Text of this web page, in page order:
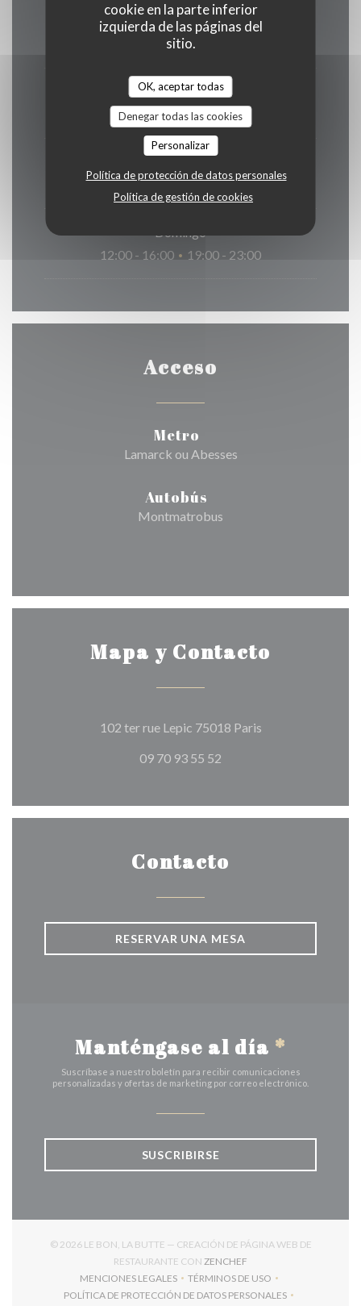
cookie en la parte inferior
izquierda de las páginas del
sitio.
OK, aceptar todas
Denegar todas las cookies
Personalizar
Política de protección de datos personales
Política de gestión de cookies
Mar -Mie
19:00 - 00:00
Jueves
19:00 - 15:00
12:00 - 15:00
19:00 - 00:00
Domingo
12:00 - 16:00 • 19:00 - 23:00
Acceso
Metro
Lamarck ou Abesses
Autobús
Montmatrobus
Mapa y Contacto
102 ter rue Lepic 75018 Paris((abre en una
09 70 93 55 52
Contacto
RESERVAR UNA MESA
Manténgase al día *
Suscríbase a nuestro boletín para recibir comunicaciones
personalizadas y ofertas de marketing por correo electrónico.
SUSCRIBIRSE
© 2026 LE BON, LA BUTTE — CREACIÓN DE PÁGINA WEB DE
RESTAURANTE CON ZENCHEF
MENCIONES LEGALES
((ABRE EN UNA NUEVA VENTANA))
TÉRMINOS DE USO
((ABRE EN UNA NUEVA
POLÍTICA DE PROTECCIÓN DE DATOS PERSONALES
((ABRE EN UNA NUEVA VENTANA))